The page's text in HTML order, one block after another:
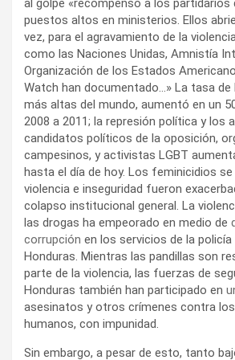
al golpe «recompensó a los partidarios
puestos altos en ministerios. Ellos
vez, para el agravamiento de la
como las Naciones Unidas, Amnistía
Organización de los Estados
Watch han documentado…» La tasa de
más altas del mundo, aumentó en un
2008 a 2011; la represión política y los
candidatos políticos de la oposición,
campesinos, y activistas LGBT
hasta el día de hoy. Los feminicidios
violencia e inseguridad fueron
colapso institucional general. La
las drogas ha empeorado en medio de
corrupción en los servicios de la policía
Honduras. Mientras las pandillas son
parte de la violencia, las fuerzas de
Honduras también han participado en
asesinatos y otros crímenes contra
humanos, con impunidad.
Sin embargo, a pesar de esto, tanto